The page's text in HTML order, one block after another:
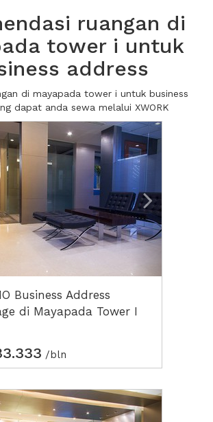
ruangan di
tower i untuk
address
di mayapada tower i untuk business
dapat anda sewa melalui XWORK
Next2
Business Address
di Mayapada Tower I
/bln
Next2